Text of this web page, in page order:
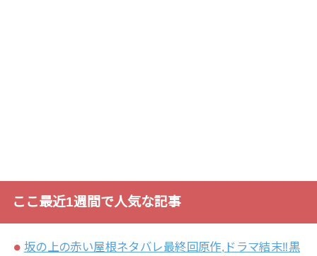
ここ最近1週間で人気な記事
坂の上の赤い屋根ネタバレ最終回原作,ドラマ結末‼黒